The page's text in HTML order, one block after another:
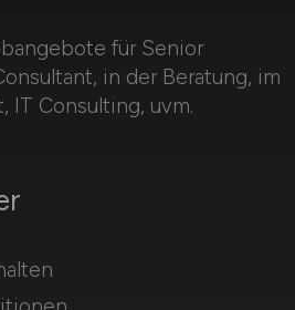
für Senior
in der Beratung, im
IT Consulting, uvm.